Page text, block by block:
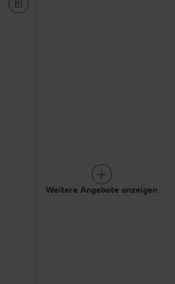
Weitere Angebote anzeigen